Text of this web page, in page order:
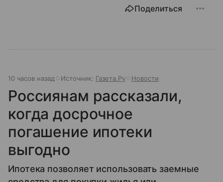
Поделиться
10 часов назад Источник: Газета.Ру Новости
Россиянам рассказали,
когда досрочное
погашение ипотеки
выгодно
Ипотека позволяет использовать заемные